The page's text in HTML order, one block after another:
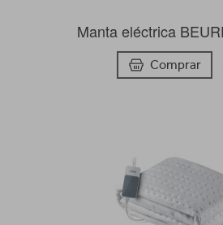
Manta eléctrica
Comprar